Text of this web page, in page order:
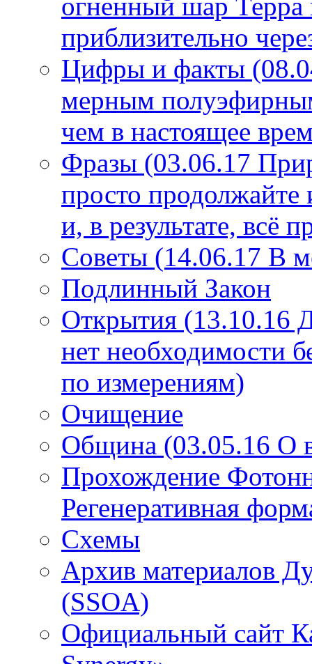
приблизительно
Цифры и факты
мерным
чем в настоящее
Фразы (03.06.17
просто продолжайте
и, в результате, всё
Советы (14.06.17 В
Подлинный Закон
Открытия (13.10.16
нет необходимости
по измерениям)
Очищение
Община (03.05.16 О
Прохождение
Регенеративная
Схемы
Архив материалов
(SSOA)
Официальный сайт